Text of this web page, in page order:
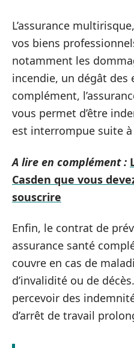
L’assurance
vos biens
notamment les
incendie, un dégât des
complément,
vous permet d’être
est interrompue suite
A lire en complément :
Casden que vous
souscrire
Enfin, le contrat de
assurance santé
couvre en cas de
d’invalidité ou de
percevoir des
d’arrêt de travail